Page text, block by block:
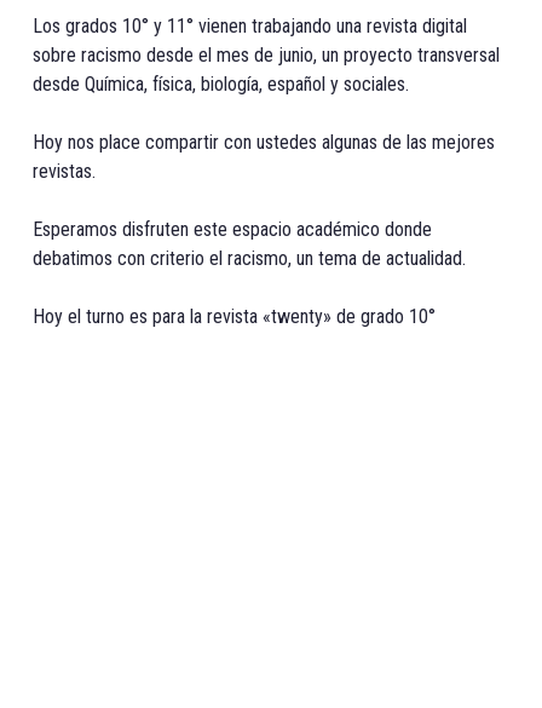
Los grados 10° y 11° vienen trabajando una revista digital
sobre racismo desde el mes de junio, un proyecto transversal
desde Química, física, biología, español y sociales.
Hoy nos place compartir con ustedes algunas de las mejores
revistas.
Esperamos disfruten este espacio académico donde
debatimos con criterio el racismo, un tema de actualidad.
Hoy el turno es para la revista «twenty» de grado 10°